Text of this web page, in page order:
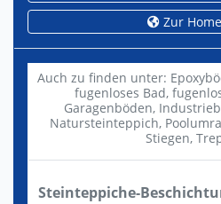
Zur
Auch zu finden unter:
fugenloses Bad,
Garagenböden,
Natursteinteppich,
Stiegen,
Steinteppiche-